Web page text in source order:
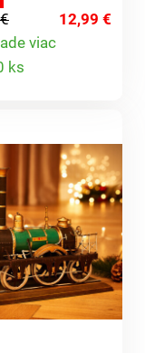
osvetlenie s
efektom.
na 2 mikro
AAA (nie sú
12,99 €
viac
ks